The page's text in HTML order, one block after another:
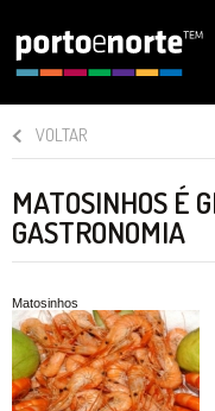
VOLTAR
MATOSINHOS É
GASTRONOMIA
Matosinhos